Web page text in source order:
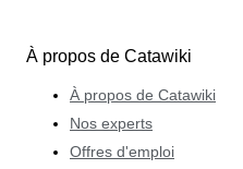
À propos de Catawiki
À propos de Catawiki
Nos experts
Offres d'emploi